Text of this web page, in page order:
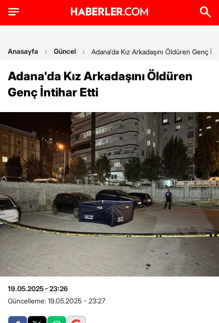
Anasayfa Güncel Adana'da Kız Arkadaşını Öldüren Genç
Adana'da Kız Arkadaşını Öldüren
Genç İntihar Etti
19.05.2025 - 23:26
Güncelleme: 19.05.2025 - 23:27